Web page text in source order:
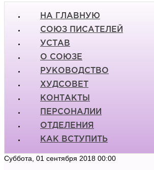
НА ГЛАВНУЮ
СОЮЗ ПИСАТЕЛЕЙ
УСТАВ
О СОЮЗЕ
РУКОВОДСТВО
ХУДСОВЕТ
КОНТАКТЫ
ПЕРСОНАЛИИ
ОТДЕЛЕНИЯ
КАК ВСТУПИТЬ
Суббота, 01 сентября 2018 00:00